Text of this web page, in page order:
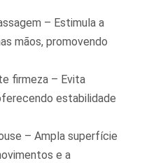
– Estimula a
mãos, promovendo
firmeza – Evita
estabilidade
– Ampla superfície
e a